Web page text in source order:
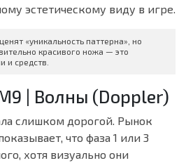
эстетическому виду в игре.
«уникальность паттерна», но
красивого ножа — это
и средств.
| Волны (Doppler)
слишком дорогой. Рынок
что фаза 1 или 3
хотя визуально они